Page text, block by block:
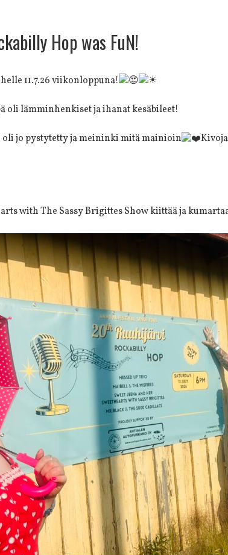
Hop was FuN!
11.7.26 viikonloppuna!
oli lämminhenkiset ja ihanat kesäbileet!
jo pystytetty ja meininki mitä mainioin
with The Sassy Brigittes Show kiittää ja